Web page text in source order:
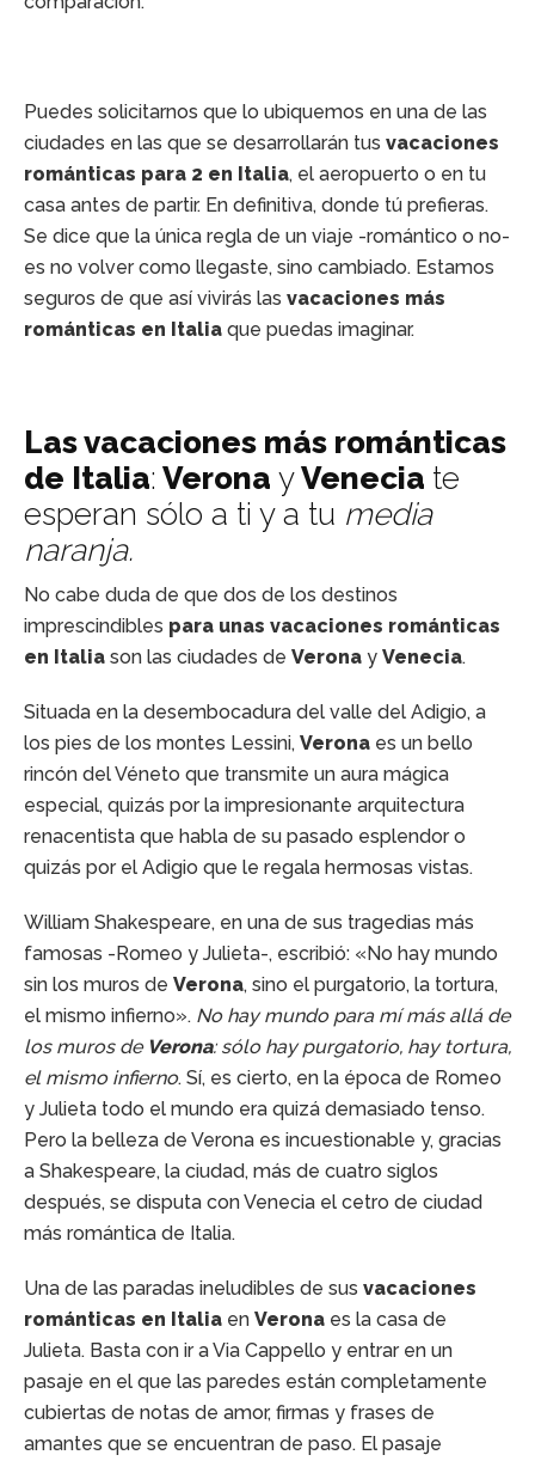
Puedes solicitarnos que lo ubiquemos en una de las
ciudades en las que se desarrollarán tus vacaciones
románticas para 2 en Italia, el aeropuerto o en tu
casa antes de partir. En definitiva, donde tú prefieras.
Se dice que la única regla de un viaje -romántico o no-
es no volver como llegaste, sino cambiado. Estamos
seguros de que así vivirás las vacaciones más
románticas en Italia que puedas imaginar.
Las vacaciones más románticas
de Italia: Verona yVenecia te
esperan sólo a ti y a tu media
naranja.
No cabe duda de que dos de los destinos
imprescindibles para unas vacaciones románticas
en Italia son las ciudades de Verona y Venecia.
Situada en la desembocadura del valle del Adigio, a
los pies de los montes Lessini, Verona es un bello
rincón del Véneto que transmite un aura mágica
especial, quizás por la impresionante arquitectura
renacentista que habla de su pasado esplendor o
quizás por el Adigio que le regala hermosas vistas.
William Shakespeare, en una de sus tragedias más
famosas -Romeo y Julieta-, escribió: «No hay mundo
sin los muros de Verona, sino el purgatorio, la tortura,
el mismo infierno». No hay mundo para mí más allá de
los muros de Verona: sólo hay purgatorio, hay tortura,
el mismo infierno. Sí, es cierto, en la época de Romeo
y Julieta todo el mundo era quizá demasiado tenso.
Pero la belleza de Verona es incuestionable y, gracias
a Shakespeare, la ciudad, más de cuatro siglos
después, se disputa con Venecia el cetro de ciudad
más romántica de Italia.
Una de las paradas ineludibles de sus vacaciones
románticas en Italia en Verona es la casa de
Julieta. Basta con ir a Via Cappello y entrar en un
pasaje en el que las paredes están completamente
cubiertas de notas de amor, firmas y frases de
amantes que se encuentran de paso. El pasaje